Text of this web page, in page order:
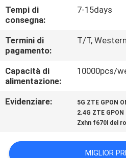
CONTATTICI
RICHIEDA
UNA
CITAZIONE
MAPPA
SITO
Tempi di
consegna:
7-15days
Termini di
pagamento:
T/T,
Capacità di
alimentazione:
10000pcs/
Evidenziare: 5G ZTE GPON
2.4G ZTE
Zxhn f670l del
MIGLIOR